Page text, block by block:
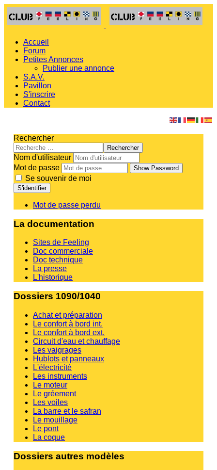
Accueil
Forum
Petites Annonces
Publier une annonce
S.A.V.
Pavillon
S'inscrire
Contact
Rechercher
Rechercher
Nom d'utilisateur
Mot de passe
Show Password
Se souvenir de moi
S'identifier
Mot de passe perdu
La documentation
Sites de Feeling
Doc commerciale
Doc technique
La presse
L'historique
Dossiers 1090/1040
Achat et préparation
Le confort à bord int.
Le confort à bord ext.
Circuit d'eau et chauffage
Les vaigrages
Hublots et panneaux
L'électricité
Les instruments
Le moteur
Le gréement
Les voiles
La barre et le safran
Le mouillage
Le pont
La coque
Dossiers autres modèles